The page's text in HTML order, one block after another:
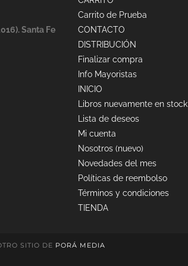
Santa Fe
Carrito de Prueba
CONTACTO
DISTRIBUCIÓN
Finalizar compra
Info Mayoristas
INICIO
Libros nuevamente en stock
Lista de deseos
Mi cuenta
Nosotros (nuevo)
Novedades del mes
Políticas de reembolso
Términos y condiciones
TIENDA
SITIO DE PORÁ MEDIA